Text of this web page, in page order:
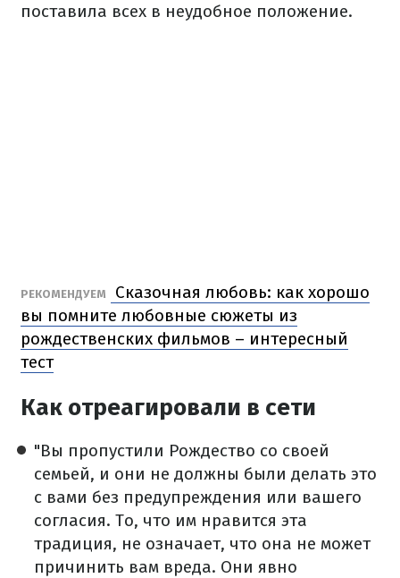
поставила всех в неудобное положение.
РЕКОМЕНДУЕМ
Сказочная любовь: как хорошо
вы помните любовные сюжеты из
рождественских фильмов – интересный
тест
Как отреагировали в сети
"Вы пропустили Рождество со своей
семьей, и они не должны были делать это
с вами без предупреждения или вашего
согласия. То, что им нравится эта
традиция, не означает, что она не может
причинить вам вреда. Они явно